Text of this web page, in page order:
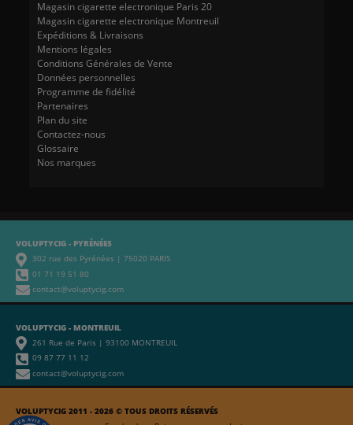
Magasin cigarette electronique Paris 20
Magasin cigarette electronique Montreuil
Expéditions & Livraisons
Mentions légales
Conditions Générales de Vente
Données personnelles
Programme de fidélité
Partenaires
Plan du site
Contactez-nous
Glossaire
Nos marques
VOLUPTYCIG - PYRÉNÉES
302 rue des Pyrénées | 75020 PARIS
01 71 19 51 80
contact@voluptycig.com
VOLUPTYCIG 2011 - 2026 © TOUS DROITS RÉSERVÉS
VOLUPTYCIG - MONTREUIL
261 Rue de Paris | 93100 MONTREUIL
09 87 77 11 12
contact@voluptycig.com